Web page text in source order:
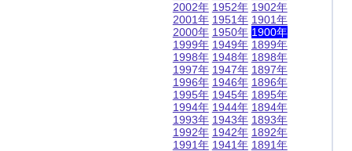
2002年
2001年
2000年
1999年
1998年
1997年
1996年
1995年
1994年
1993年
1992年
1991年
1952年
1951年
1950年
1949年
1948年
1947年
1946年
1945年
1944年
1943年
1942年
1941年
1902年
1901年
1900年
1899年
1898年
1897年
1896年
1895年
1894年
1893年
1892年
1891年